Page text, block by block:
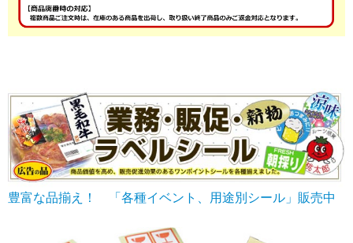
豊富な品揃え！ 「各種イベント、用途別シール」販売中